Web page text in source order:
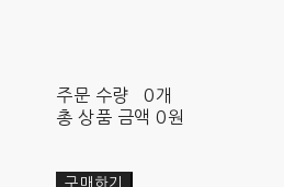
주문 수량
0개
총 상품 금액 0원
구매하기